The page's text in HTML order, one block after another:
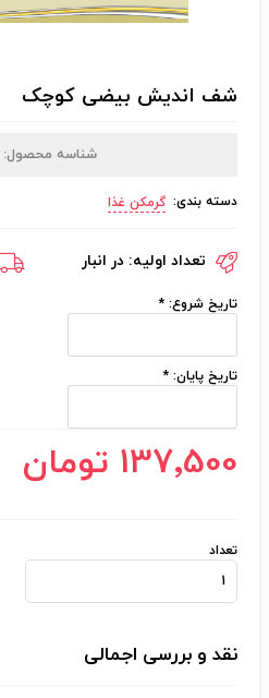
شف اندیش بیضی کوچک
شناسه محصول:
دسته بندی: گرمکن غذا
تعداد اولیه: در انبار
تاریخ شروع: *
تاریخ پایان: *
137٬500 تومان
تعداد
نقد و بررسی اجمالی